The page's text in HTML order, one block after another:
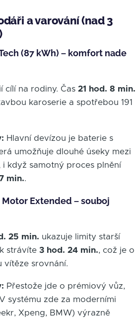
a varování (nad 3
(87 kWh) – komfort nade
cílí na rodiny. Čas 21 hod. 8 min.
karoserie a spotřebou 191
Hlavní devízou je baterie s
umožňuje dlouhé úseky mezi
i když samotný proces plnění
min..
Motor Extended – souboj
25 min. ukazuje limity starší
strávíte 3 hod. 24 min., což je o
vítěze srovnání.
Přestože jde o prémiový vůz,
systému zde za moderními
Xpeng, BMW) výrazně